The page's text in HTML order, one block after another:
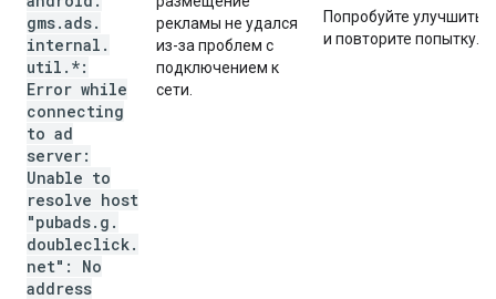
Попробуйте улучшить
и повторите попытку.
gms.ads.
internal .
util . *:
Error while
connecting
to ad
server:
Unable to
resolve host
"pubads. g .
doubleclick.
net": No
address
рекламы не удался
из-за проблем с
подключением к
сети.